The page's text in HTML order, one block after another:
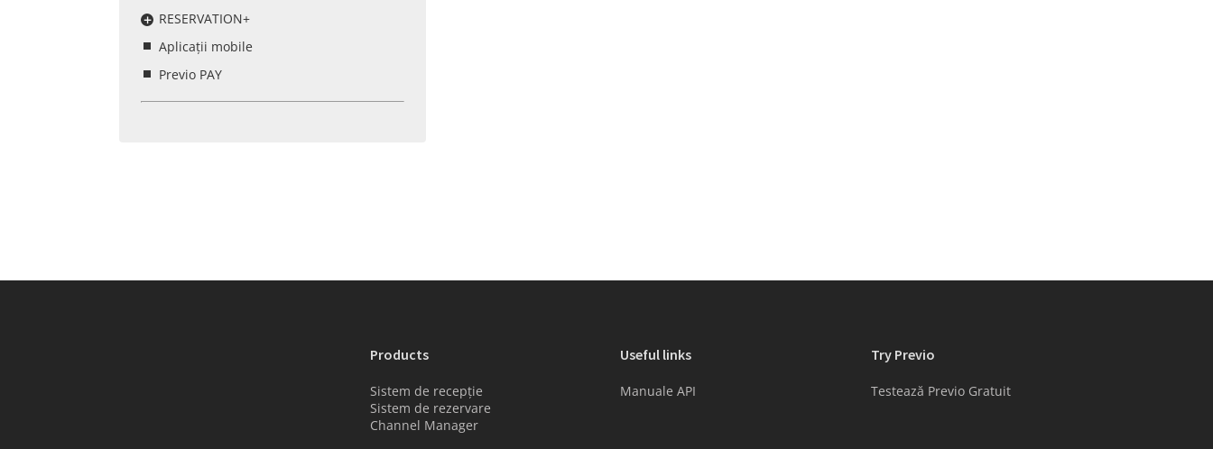
RESERVATION+
Aplicații mobile
Previo PAY
Products
Sistem de recepție
Sistem de rezervare
Channel Manager
Useful links
Manuale API
Try Previo
Testează Previo Gratuit